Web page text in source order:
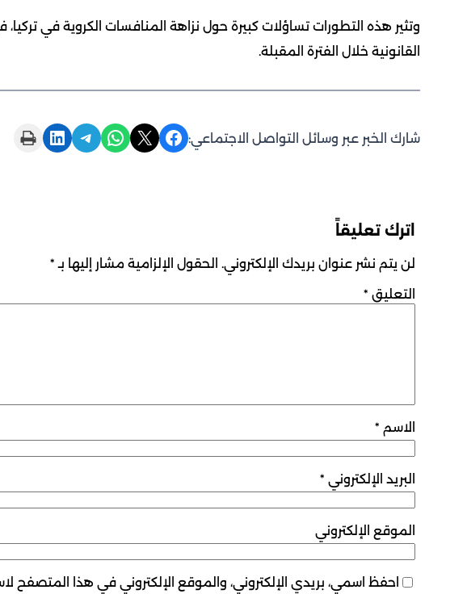
وتثير هذه التطورات تساؤلات كبيرة حول نزاهة المنافسات الكروية في
القانونية خلال الفترة المقبلة.
شارك الخبر عبر وسائل التواصل الاجتماعي: Share on Facebook
Share on X
Share on WhatsApp
Share on Telegram
Share on LinkedIn
Print this Page
اترك تعليقاً
لن يتم نشر عنوان بريدك الإلكتروني. الحقول الإلزامية مشار إليها بـ *
التعليق *
الاسم *
البريد الإلكتروني *
الموقع الإلكتروني
احفظ اسمي، بريدي الإلكتروني، والموقع الإلكتروني في هذا المتصفح